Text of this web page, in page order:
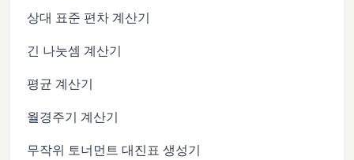
상대 표준 편차 계산기
긴 나눗셈 계산기
평균 계산기
월경주기 계산기
무작위 토너먼트 대진표 생성기